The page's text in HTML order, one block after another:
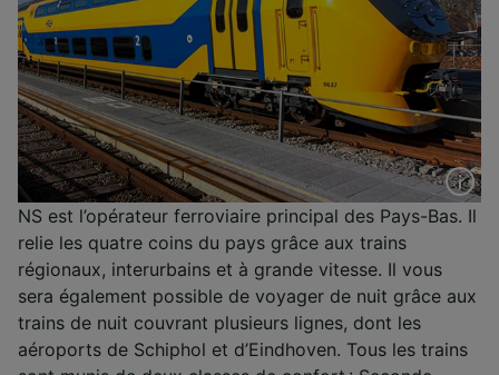
NS est l’opérateur ferroviaire principal des Pays-Bas. Il
relie les quatre coins du pays grâce aux trains
régionaux, interurbains et à grande vitesse. Il vous
sera également possible de voyager de nuit grâce aux
trains de nuit couvrant plusieurs lignes, dont les
aéroports de Schiphol et d’Eindhoven. Tous les trains